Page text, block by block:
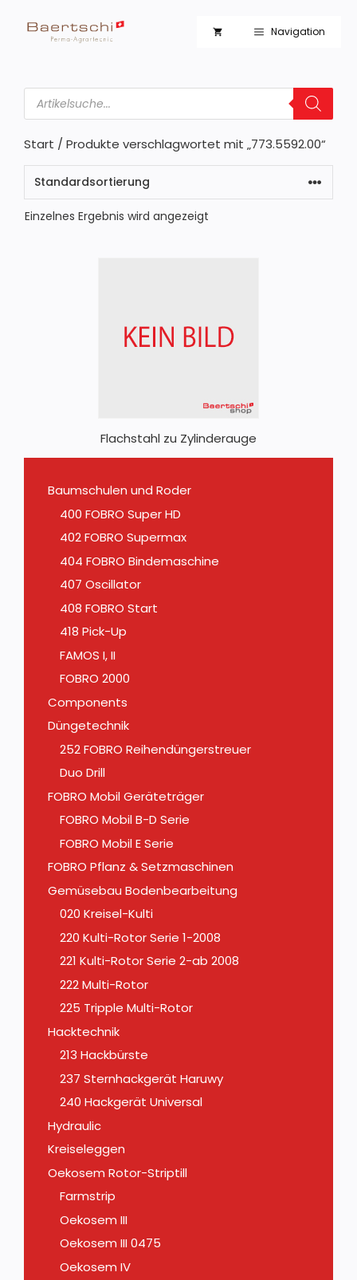
Inhalt
Navigation
Products
search
Start / Produkte verschlagwortet mit „773.5592.00“
Einzelnes Ergebnis wird angezeigt
Flachstahl zu Zylinderauge
Baumschulen und Roder
400 FOBRO Super HD
402 FOBRO Supermax
404 FOBRO Bindemaschine
407 Oscillator
408 FOBRO Start
418 Pick-Up
FAMOS I, II
FOBRO 2000
Components
Düngetechnik
252 FOBRO Reihendüngerstreuer
Duo Drill
FOBRO Mobil Geräteträger
FOBRO Mobil B-D Serie
FOBRO Mobil E Serie
FOBRO Pflanz & Setzmaschinen
Gemüsebau Bodenbearbeitung
020 Kreisel-Kulti
220 Kulti-Rotor Serie 1-2008
221 Kulti-Rotor Serie 2-ab 2008
222 Multi-Rotor
225 Tripple Multi-Rotor
Hacktechnik
213 Hackbürste
237 Sternhackgerät Haruwy
240 Hackgerät Universal
Hydraulic
Kreiseleggen
Oekosem Rotor-Striptill
Farmstrip
Oekosem III
Oekosem III 0475
Oekosem IV